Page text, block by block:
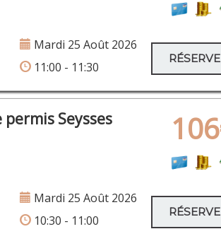
Mardi 25 Août 2026
11:00 - 11:30
Seysses
Mardi 25 Août 2026
10:30 - 11:00